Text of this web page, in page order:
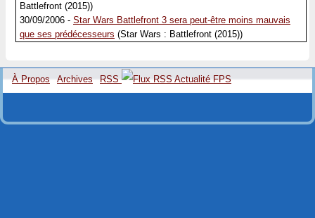
Battlefront (2015))
30/09/2006 - Star Wars Battlefront 3 sera peut-être moins mauvais
que ses prédécesseurs (Star Wars : Battlefront (2015))
À Propos Archives RSS